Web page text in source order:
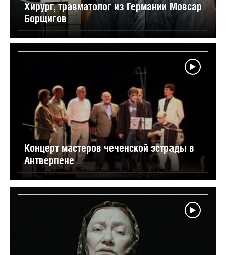
Хирург, травматолог из Германии Мовсар
Борщигов
Концерт мастеров чеченской эстрады в
Антверпене